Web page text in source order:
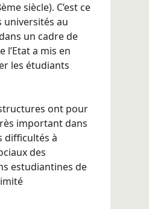
siècle). C’est ce
universités au
un cadre de
l’Etat a mis en
les étudiants
ont pour
important dans
difficultés à
des
estudiantines de